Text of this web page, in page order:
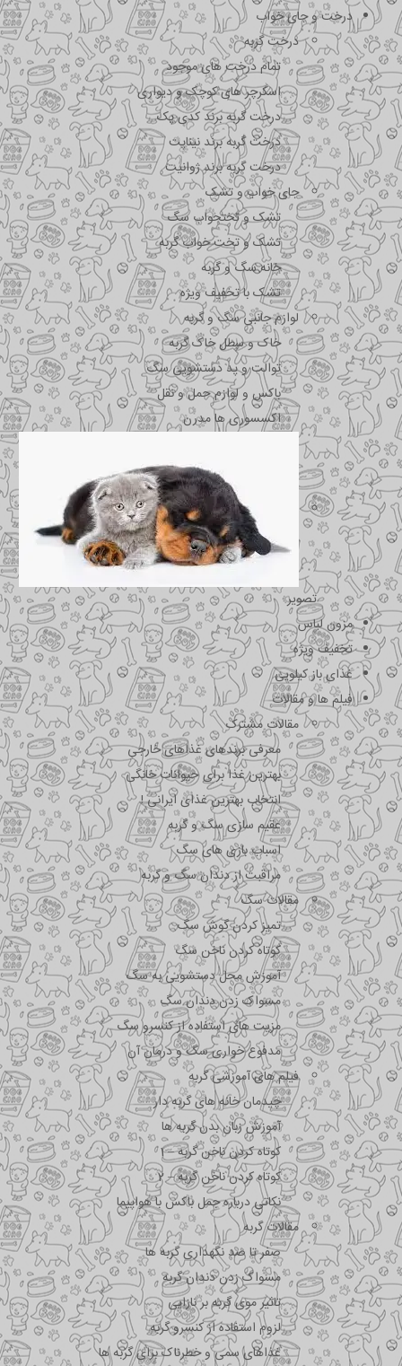
درخت و جای خواب
درخت گربه
تمام درخت های موجود
اسکرچر های کوچک و دیواری
درخت گربه برند کدی پک
درخت گربه برند نیناپت
درخت گربه برند ژوانیت
جای خواب و تشک
تشک و تختحواب سگ
تشک و تخت خواب گربه
خانه سگ و گربه
تشک با تخفیف ویژه
لوازم جانبی سگ و گربه
خاک و سطل خاک گربه
توالت و پد دستشویی سگ
باکس و لوازم حمل و نقل
اکسسوری ها مدرن
تصویر
مزون لباس
تخفیف ویژه
غذای باز کیلویی
فیلم ها و مقالات
مقالات مشترک
معرفی برندهای غذاهای خارجی
بهترین غذا برای حیوانات خانگی
انتخاب بهترین غذای ایرانی !
عقیم سازی سگ و گربه
اسباب بازی های سگ
مراقبت از دندان سگ و گربه
مقالات سگ
تمیز کردن گوش سگ
کوتاه کردن ناخن سگ
آموزش محل دستشویی به سگ
مسواک زدن دندان سگ
مزیت های استفاده از کنسرو سگ
مدفوع خواری سگ و درمان آن
فیلم های آموزشی گربه
چیدمان خانه های گربه دار
آموزش زبان بدن گربه ها
کوتاه کردن ناخن گربه – 1
کوتاه کردن ناخن گربه – 2
نکاتی درباره جمل باکس با هواپیما
مقالات گربه
صفر تا صد نگهداری گربه ها
مسواک زدن دندان گربه
تاثیر موی گربه بر نازایی
لزوم استفاده از کنسرو گربه
غذاهای سمی و خطرناک برای گربه ها